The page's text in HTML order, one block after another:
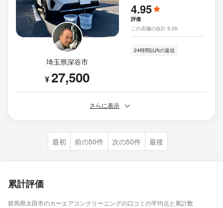
埼玉県深谷市
¥27,500
4.95
評価
この店舗の合計 5.00
24時間以内の返信
さらに表示
最初 前の50件 次の50件 最後
累計評価
群馬県太田市のカーエアコンクリーニングの口コミの平均点と累計数